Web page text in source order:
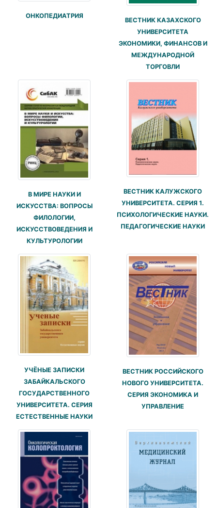
ОНКОПЕДИАТРИЯ
ВЕСТНИК КАЗАХСКОГО
УНИВЕРСИТЕТА
ЭКОНОМИКИ, ФИНАНСОВ И
МЕЖДУНАРОДНОЙ
ТОРГОВЛИ
В МИРЕ НАУКИ И
ИСКУССТВА: ВОПРОСЫ
ФИЛОЛОГИИ,
ИСКУССТВОВЕДЕНИЯ И
КУЛЬТУРОЛОГИИ
ВЕСТНИК КАЛУЖСКОГО
УНИВЕРСИТЕТА. СЕРИЯ 1.
ПСИХОЛОГИЧЕСКИЕ НАУКИ.
ПЕДАГОГИЧЕСКИЕ НАУКИ
УЧЁНЫЕ ЗАПИСКИ
ЗАБАЙКАЛЬСКОГО
ГОСУДАРСТВЕННОГО
УНИВЕРСИТЕТА. СЕРИЯ
ЕСТЕСТВЕННЫЕ НАУКИ
ВЕСТНИК РОССИЙСКОГО
НОВОГО УНИВЕРСИТЕТА.
СЕРИЯ ЭКОНОМИКА И
УПРАВЛЕНИЕ